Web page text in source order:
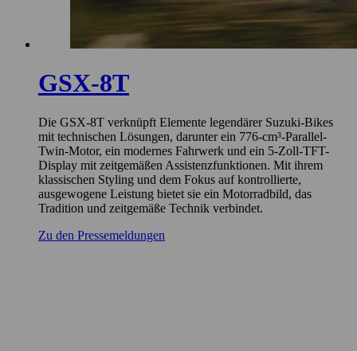
GSX-8T
Die GSX-8T verknüpft Elemente legendärer Suzuki-Bikes
mit technischen Lösungen, darunter ein 776-cm³-Parallel-
Twin-Motor, ein modernes Fahrwerk und ein 5-Zoll-TFT-
Display mit zeitgemäßen Assistenzfunktionen. Mit ihrem
klassischen Styling und dem Fokus auf kontrollierte,
ausgewogene Leistung bietet sie ein Motorradbild, das
Tradition und zeitgemäße Technik verbindet.
Zu den Pressemeldungen